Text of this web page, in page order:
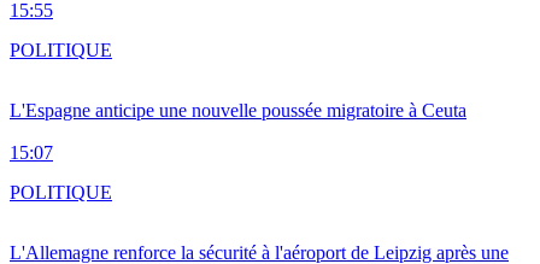
15:55
L'Espagne anticipe une nouvelle poussée migratoire à Ceuta
15:07
POLITIQUE
L'Allemagne renforce la sécurité à l'aéroport de Leipzig après une
POLITIQUE